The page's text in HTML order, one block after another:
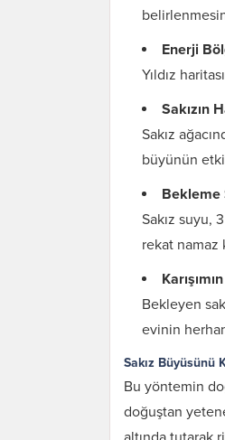
Enerji
Yıldız
Sakızın
Sakız
büyünün
Bekleme
Sakız suyu,
rekat namaz
Bekleyen
evinin
Sakız Büyüsünü
Bu yöntemin
doğuştan